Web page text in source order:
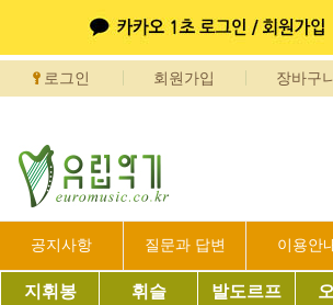
로그인 회원가입 장바구니
공지사항 질문과 답변 이용안
지휘봉 휘슬 발도르프